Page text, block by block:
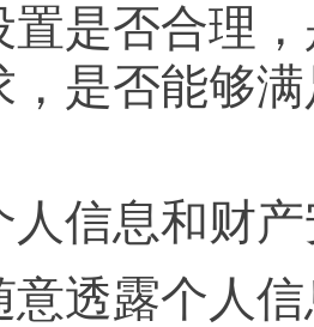
置是否合理
，是否能够
信息和财产
透露个人信